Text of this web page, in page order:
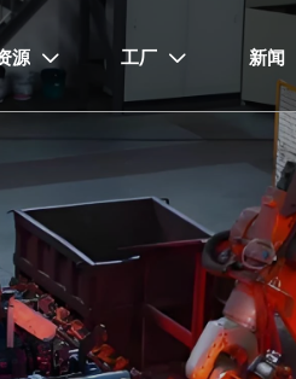
源  工厂  新闻